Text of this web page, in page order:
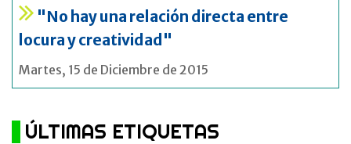
"No hay una relación directa entre
locura y creatividad"
Martes, 15 de Diciembre de 2015
ÚLTIMAS ETIQUETAS